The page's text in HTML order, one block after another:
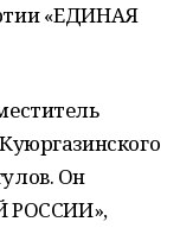
«ЕДИНАЯ
Он
РОССИИ»,